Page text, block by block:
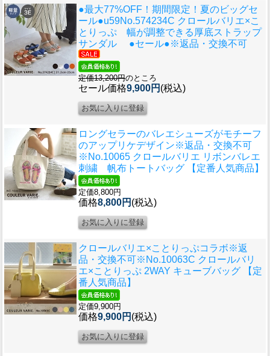
●最大77%OFF！期間限定！夏のビッグセ
ール●u59No.574234C クロールバリエ×こ
とりっぷ 幅が調整できる厚底ストラップ
サンダル ●セール●※返品・交換不可
定価13,200円のところ
セール価格9,900円 (税込)
ロングセラーのバレエシューズがモチーフ
のアップリケデザイン※返品・交換不可
※No.10065 クロールバリエ リボンバレエ
刺繍 帆布トートバッグ 【定番人気商品】
定価8,800円
価格8,800円 (税込)
クロールバリエ×ことりっぷコラボ※返
品・交換不可※No.10063C クロールバリ
エ×ことりっぷ 2WAY キューブバッグ 【定
番人気商品】
定価9,900円
価格9,900円 (税込)